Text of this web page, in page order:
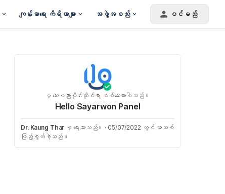
ကျန်းမာရေး ကိရိယာများ အဖွဲ့အစည်း ဝင်မည်
မှ ဆေးပညာပိုင်းဆိုင်ရာ စစ်ဆေးထားပါသည်။
Hello Sayarwon Panel
Dr. Kaung Thar မှ ရေးသားသည်။ · 05/07/2022 တွင် အသစ်
ဖြည့်စွက်ခဲ့သည်။